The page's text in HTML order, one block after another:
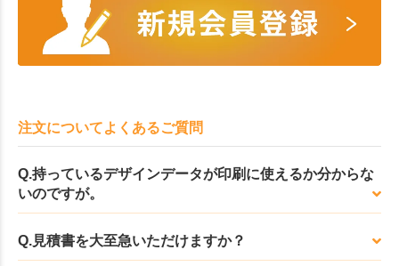
注文についてよくあるご質問
Q.持っているデザインデータが印刷に使えるか分からな
いのですが。
Q.見積書を大至急いただけますか？